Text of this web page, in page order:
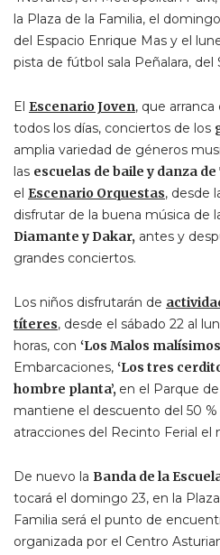
la Plaza de la Familia, el domingo
del Espacio Enrique Mas y el
pista de fútbol sala Peñalara, del
El Escenario Joven, que arranca
todos los días, conciertos de los
amplia variedad de géneros
las escuelas de baile y danza
el Escenario Orquestas, desde
disfrutar de la buena música de
Diamante y Dakar, antes y
grandes conciertos.
Los niños disfrutarán de
títeres, desde el sábado 22 al
horas, con ‘Los Malos
Embarcaciones, ‘Los tres
hombre planta’, en el Parque
mantiene el descuento del 50
atracciones del Recinto Ferial el
De nuevo la Banda de la
tocará el domingo 23, en la
Familia será el punto de
organizada por el Centro